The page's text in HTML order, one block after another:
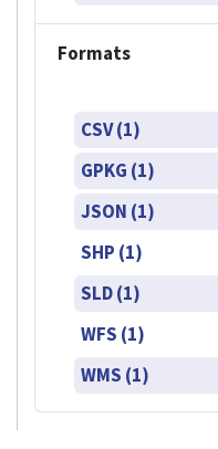
Formats
CSV (1)
GPKG (1)
JSON (1)
SHP (1)
SLD (1)
WFS (1)
WMS (1)